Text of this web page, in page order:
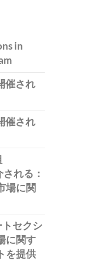
in
催され
催され
れる：
場に関
セクシ
に関す
を提供